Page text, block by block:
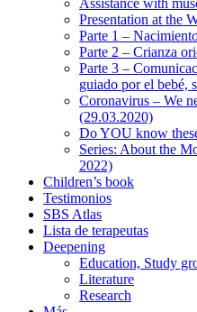
Assistance with
Presentation at the
Parte 1 –
Parte 2 – Crianza
Parte 3 –
guiado por el bebé,
Coronavirus – We
(29.03.2020)
Do YOU know
Series: About the
2022)
Children’s book
Testimonios
SBS Atlas
Lista de terapeutas
Deepening
Education, Study
Literature
Research